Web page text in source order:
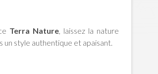
Terra Nature, laissez la nature
un style authentique et apaisant.